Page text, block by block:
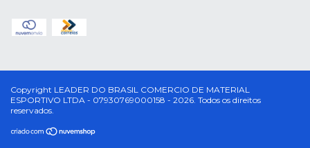
Copyright LEADER DO BRASIL COMERCIO DE MATERIAL
ESPORTIVO LTDA - 07930769000158 - 2026. Todos os direitos
reservados.